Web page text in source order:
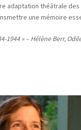
adaptation théâtrale
une mémoire
1944 » – Hélène Berr,